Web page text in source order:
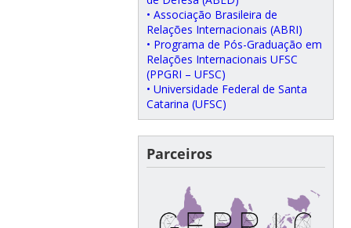
• Associação Brasileira de
Relações Internacionais (ABRI)
• Programa de Pós-Graduação em
Relações Internacionais UFSC
(PPGRI – UFSC)
• Universidade Federal de Santa
Catarina (UFSC)
Parceiros